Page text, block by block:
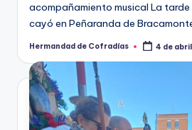
acompañamiento musical La
cayó en Peñaranda de
Publicado
Hermandad de Cofradías 4 de